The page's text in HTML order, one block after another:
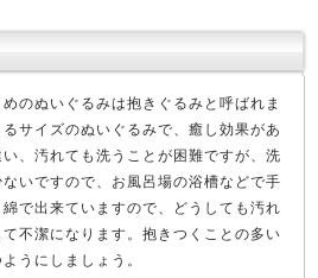
のぬいぐるみは抱きぐるみと呼ばれま
サイズのぬいぐるみで、癒し効果があ
、汚れても洗うことが困難ですが、洗
いですので、お風呂場の浴槽などで手
で出来ていますので、どうしても汚れ
不潔になります。抱きつくことの多い
うにしましょう。